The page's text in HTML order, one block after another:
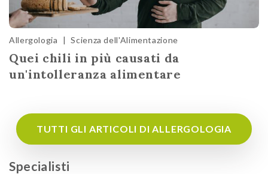
Allergologia | Scienza dell'Alimentazione
Quei chili in più causati da
un'intolleranza alimentare
TUTTI GLI ARTICOLI DI ALLERGOLOGIA
Specialisti